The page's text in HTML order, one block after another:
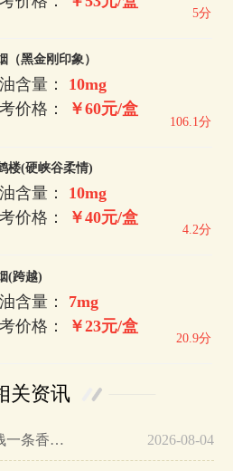
5分
（黑金刚印象）
含量： 10mg
价格：
￥60元/盒
106.1分
楼(硬峡谷柔情)
含量： 10mg
价格：
￥40元/盒
4.2分
(跨越)
含量： 7mg
价格：
￥23元/盒
20.9分
关资讯
王冠假日阳光雪茄多少钱一条香烟整条价格… 2026-08-04